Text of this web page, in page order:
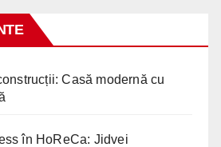
Casă modernă cu
în HoReCa: Jidvei